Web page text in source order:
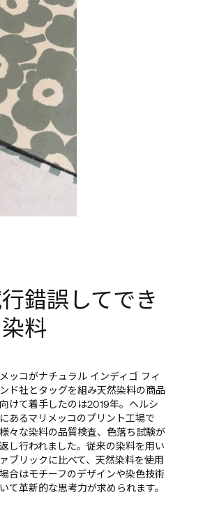
錯誤してでき
料
ッコがナチュラル インディゴ フィ
ド社とタッグを組み天然染料の商品
けて着手したのは2019年。ヘルシ
あるマリメッコのプリント工場で
々な染料の品質検査、色落ち試験が
し行われました。従来の染料を用い
ブリックに比べて、天然染料を使用
合はモチーフのデザインや染色技術
て革新的な思考力が求められます。